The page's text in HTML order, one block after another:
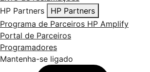
HP Partners
HP Partners
Programa de Parceiros HP Amplify
Portal de Parceiros
Programadores
Mantenha-se ligado